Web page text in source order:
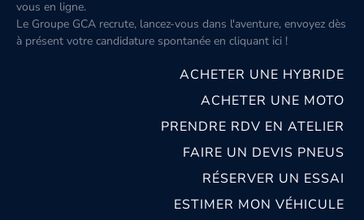
vous en ligne.
Le Groupe GCA recrute, lancez-vous dans l'aventure, envoyez dès
à présent votre candidature spontanée en cliquant ici !
ACHETER UNE HYBRIDE
ACHETER UNE MOTO
PRENDRE RDV EN ATELIER
FAIRE UN DEVIS PNEUS
RÉSERVER UN ESSAI
ESTIMER MON VÉHICULE